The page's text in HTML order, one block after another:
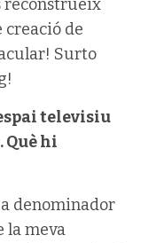
reconstrueix
de
Surto
televisiu
Què hi
denominador
la meva